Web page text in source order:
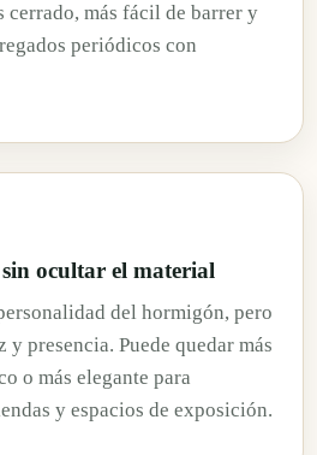
cerrado, más fácil de barrer y
periódicos con
ocultar el material
del hormigón, pero
presencia. Puede quedar más
o más elegante para
y espacios de exposición.